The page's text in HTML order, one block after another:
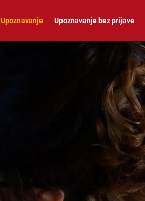
Upoznavanje Upoznavanje bez prijave